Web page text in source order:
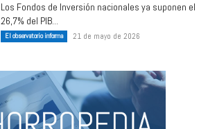
Los Fondos de Inversión nacionales ya suponen el
26,7% del PIB...
El observatorio informa 21 de mayo de 2026